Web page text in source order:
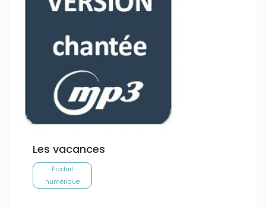
Les vacances
Produit
numérique